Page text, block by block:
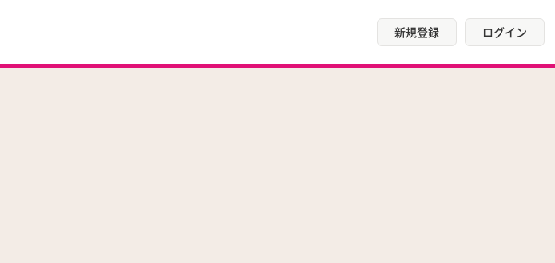
新規登録 ログイン